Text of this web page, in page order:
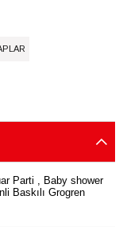
Parti , Baby shower
Baskılı Grogren